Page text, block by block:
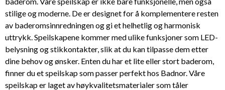
stilige og moderne. De er designet for å komplementere resten
av baderomsinnredningen og gi et helhetlig og harmonisk
uttrykk. Speilskapene kommer med ulike funksjoner som LED-
belysning og stikkontakter, slik at du kan tilpasse dem etter
dine behov og ønsker. Enten du har et lite eller stort baderom,
finner du et speilskap som passer perfekt hos Badnor. Våre
speilskap er laget av høykvalitetsmaterialer som tåler